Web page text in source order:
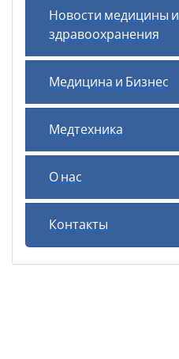
Новости медицины и
здравоохранения
Медицина и Бизнес
Медтехника
О нас
Контакты